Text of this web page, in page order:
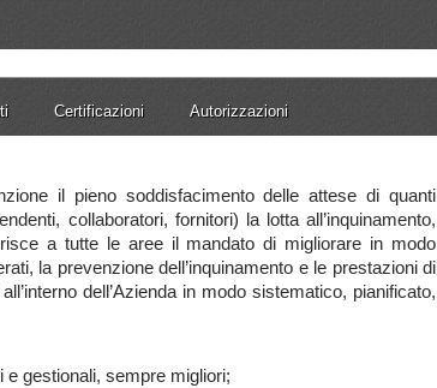
Certificazioni Autorizzazioni
il pieno soddisfacimento delle attese di quanti
collaboratori, fornitori) la lotta all’inquinamento,
a tutte le aree il mandato di migliorare in modo
la prevenzione dell’inquinamento e le prestazioni di
dell’Azienda in modo sistematico, pianificato,
e gestionali, sempre migliori;